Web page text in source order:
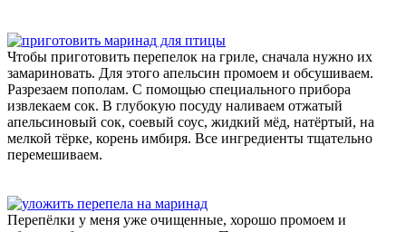
Чтобы приготовить перепелок на гриле, сначала нужно их
замариновать. Для этого апельсин промоем и обсушиваем.
Разрезаем пополам. С помощью специального прибора
извлекаем сок. В глубокую посуду наливаем отжатый
апельсиновый сок, соевый соус, жидкий мёд, натёртый, на
мелкой тёрке, корень имбиря. Все ингредиенты тщательно
перемешиваем.
Перепёлки у меня уже очищенные, хорошо промоем и